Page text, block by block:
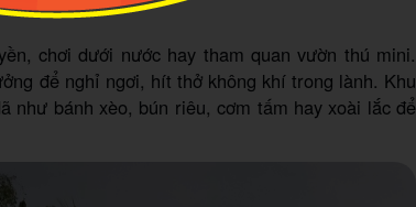
chơi dưới nước hay tham quan vườn thú mini.
để nghỉ ngơi, hít thở không khí trong lành. Khu
như bánh xèo, bún riêu, cơm tấm hay xoài lắc để